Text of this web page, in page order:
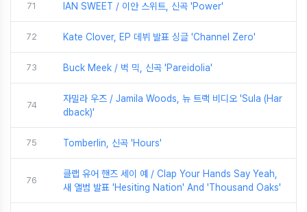
71 IAN SWEET / 이안 스위트, 신곡 'Power'
72 Kate Clover, EP 데뷔 발표 싱글 'Channel Zero'
73 Buck Meek / 벅 믹, 신곡 'Pareidolia'
74
자밀라 우즈 / Jamila Woods, 뉴 트랙 비디오 'Sula (Har
dback)'
75 Tomberlin, 신곡 'Hours'
76
클랩 유어 핸즈 세이 예 / Clap Your Hands Say Yeah,
새 앨범 발표 'Hesiting Nation' And 'Thousand Oaks'